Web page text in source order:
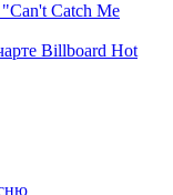
Catch Me
Billboard Hot